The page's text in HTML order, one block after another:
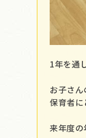
1年を通
お子さ
保育者
来年度の